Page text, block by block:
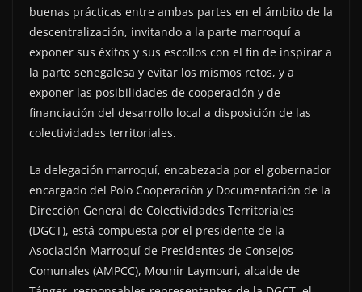
buenas prácticas entre ambas partes en el ámbito de la
descentralización, invitando a la parte marroquí a
exponer sus éxitos y sus escollos con el fin de inspirar a
la parte senegalesa y evitar los mismos retos, y a
exponer las posibilidades de cooperación y de
financiación del desarrollo local a disposición de las
colectividades territoriales.
La delegación marroquí, encabezada por el gobernador
encargado del Polo Cooperación y Documentación de la
Dirección General de Colectividades Territoriales
(DGCT), está compuesta por el presidente de la
Asociación Marroquí de Presidentes de Consejos
Comunales (AMPCC), Mounir Laymouri, alcalde de